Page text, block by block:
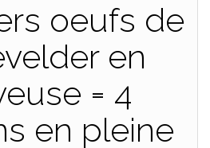
oeufs de
en
= 4
en pleine